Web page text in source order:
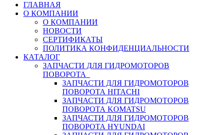
ГЛАВНАЯ
О КОМПАНИИ
О КОМПАНИИ
НОВОСТИ
СЕРТИФИКАТЫ
ПОЛИТИКА КОНФИДЕНЦИАЛЬНОСТИ
КАТАЛОГ
ЗАПЧАСТИ ДЛЯ ГИДРОМОТОРОВ
ПОВОРОТА
ЗАПЧАСТИ ДЛЯ ГИДРОМОТОРОВ
ПОВОРОТА HITACHI
ЗАПЧАСТИ ДЛЯ ГИДРОМОТОРОВ
ПОВОРОТА KOMATSU
ЗАПЧАСТИ ДЛЯ ГИДРОМОТОРОВ
ПОВОРОТА HYUNDAI